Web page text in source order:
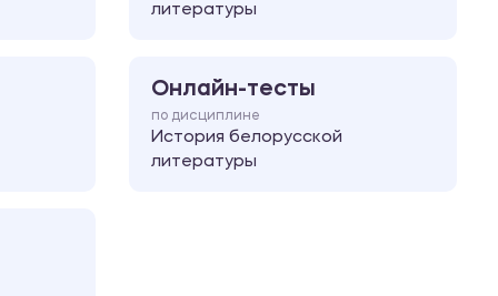
литературы
Онлайн-тесты
по дисциплине
История белорусской
литературы